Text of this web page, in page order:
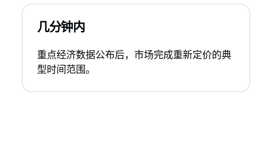
几分钟内
重点经济数据公布后，市场完成重新定价的典
型时间范围。